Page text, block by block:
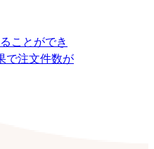
ことができ
で注文件数が